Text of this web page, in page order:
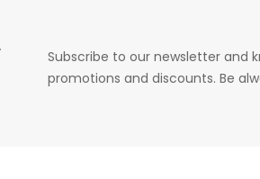
Subscribe to our newsletter and
promotions and discounts. Be